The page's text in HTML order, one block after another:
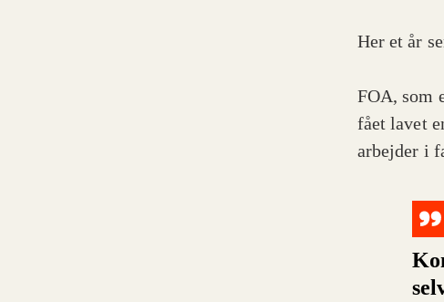
Her et år
FOA, som
fået lavet
arbejder i